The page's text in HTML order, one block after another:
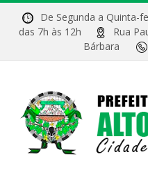
De Segunda a Quinta-
das 7h às 12h
Rua
Bárbara